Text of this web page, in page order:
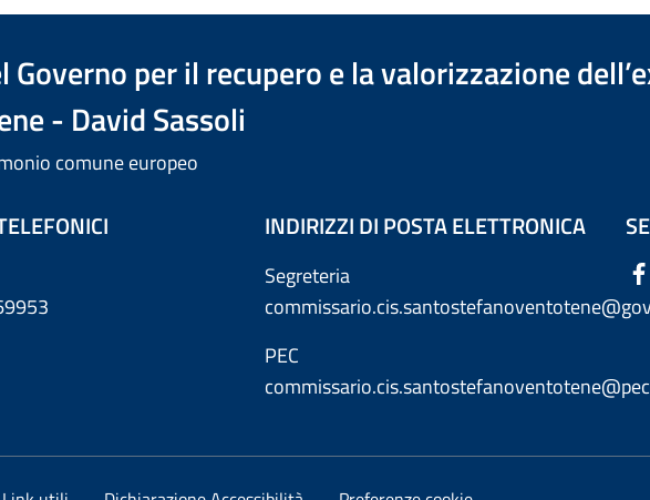
per il recupero e la valorizzazione
- David Sassoli
comune europeo
INDIRIZZI DI POSTA ELETTRONICA
Segreteria
PEC